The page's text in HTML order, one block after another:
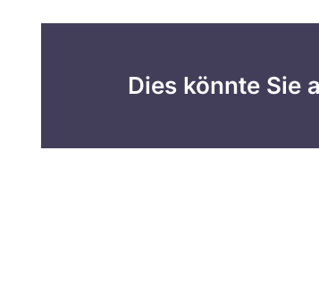
Dies könnte Sie